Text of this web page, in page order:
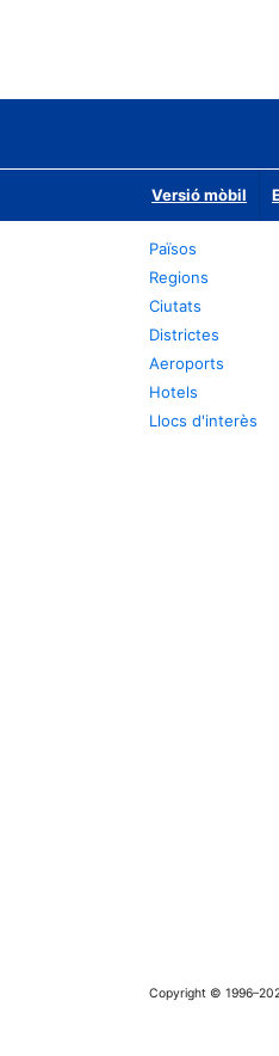
Versió mòbil
Països
Regions
Ciutats
Districtes
Aeroports
Hotels
Llocs d'interès
Copyright ©